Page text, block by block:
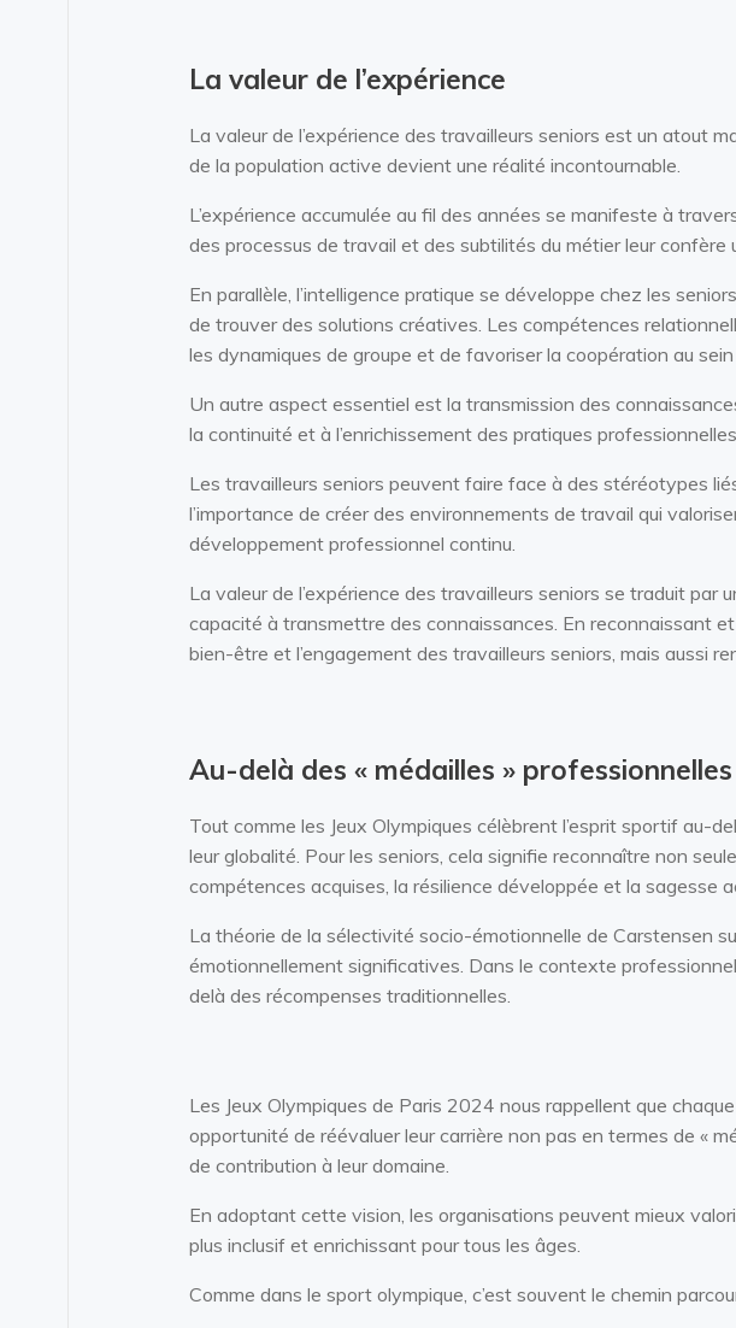
La valeur de l’expérience
La valeur de l’expérience des travailleurs seniors est un atout
de la population active devient une réalité incontournable.
L’expérience accumulée au fil des années se manifeste à
des processus de travail et des subtilités du métier leur
En parallèle, l’intelligence pratique se développe chez les
de trouver des solutions créatives. Les compétences
les dynamiques de groupe et de favoriser la coopération au
Un autre aspect essentiel est la transmission des
la continuité et à l’enrichissement des pratiques
Les travailleurs seniors peuvent faire face à des stéréotypes
l’importance de créer des environnements de travail qui
développement professionnel continu.
La valeur de l’expérience des travailleurs seniors se traduit
capacité à transmettre des connaissances. En reconnaissant
bien-être et l’engagement des travailleurs seniors, mais aussi
Au-delà des « médailles »
Tout comme les Jeux Olympiques célèbrent l’esprit sportif au-
leur globalité. Pour les seniors, cela signifie reconnaître non
compétences acquises, la résilience développée et la sagesse
La théorie de la sélectivité socio-émotionnelle de Carstensen
émotionnellement significatives. Dans le contexte
delà des récompenses traditionnelles.
Les Jeux Olympiques de Paris 2024 nous rappellent que
opportunité de réévaluer leur carrière non pas en termes de «
de contribution à leur domaine.
En adoptant cette vision, les organisations peuvent mieux
plus inclusif et enrichissant pour tous les âges.
Comme dans le sport olympique, c’est souvent le chemin